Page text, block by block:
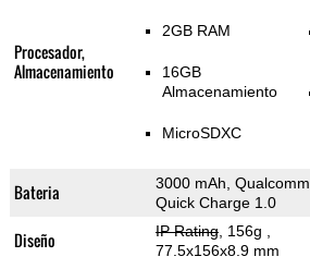
Procesador,
Almacenamiento
2GB RAM
16GB
Almacenamiento
MicroSDXC
Bateria
3000 mAh, Qualcomm
Quick Charge 1.0
Diseño IP Rating, 156g
77.5x156x8.9 mm